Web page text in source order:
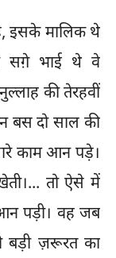
इसके मालिक थे
सग़े भाई थे वे
की तेरहवीं
बस दो साल की
काम आन पड़े।
तो ऐसे में
आन पड़ी। वह जब
बड़ी ज़रूरत का